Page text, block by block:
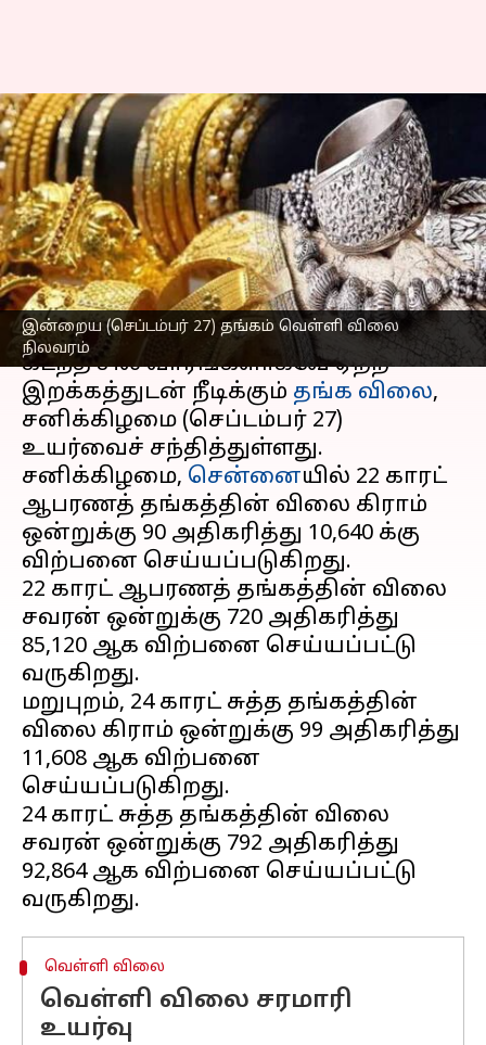
இன்றைய (செப்டம்பர் 27) தங்கம் வெள்ளி விலை
நிலவரம்
சவரனுக்கு ₹720 உயர்வு;
இன்றைய (செப்டம்பர் 27)
தங்கம் வெள்ளி விலை
நிலவரம்
எழுதியவர் Sekar Chinnappan Sep 27, 2025 10:25 am
செய்தி முன்னோட்டம்
கடந்த சில வாரங்களாகவே ஏற்ற
இறக்கத்துடன் நீடிக்கும் தங்க விலை,
சனிக்கிழமை (செப்டம்பர் 27)
உயர்வைச் சந்தித்துள்ளது.
சனிக்கிழமை, சென்னையில் 22 காரட்
ஆபரணத் தங்கத்தின் விலை கிராம்
ஒன்றுக்கு ₹90 அதிகரித்து ₹10,640 க்கு
விற்பனை செய்யப்படுகிறது.
22 காரட் ஆபரணத் தங்கத்தின் விலை
சவரன் ஒன்றுக்கு ₹720 அதிகரித்து
₹85,120 ஆக விற்பனை செய்யப்பட்டு
வருகிறது.
மறுபுறம், 24 காரட் சுத்த தங்கத்தின்
விலை கிராம் ஒன்றுக்கு ₹99 அதிகரித்து
₹11,608 ஆக விற்பனை
செய்யப்படுகிறது.
24 காரட் சுத்த தங்கத்தின் விலை
சவரன் ஒன்றுக்கு ₹792 அதிகரித்து
₹92,864 ஆக விற்பனை செய்யப்பட்டு
வெள்ளி விலை
வெள்ளி விலை சரமாரி
உயர்வு